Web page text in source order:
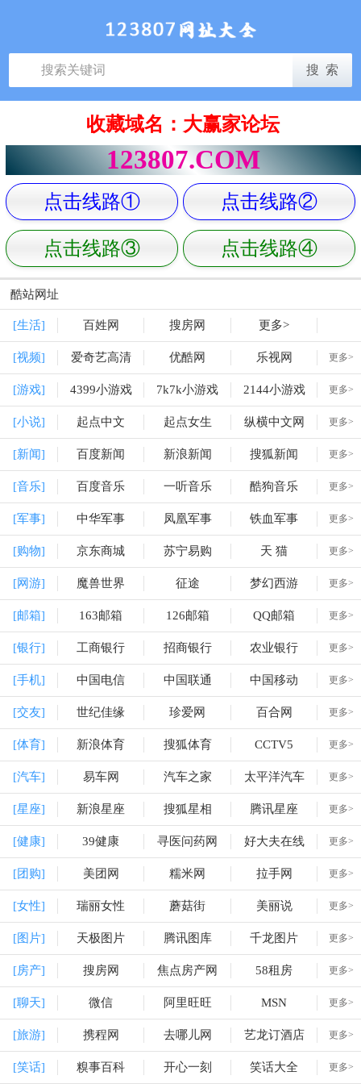
收藏域名：大赢家论坛
123807.COM
点击线路① 点击线路②
点击线路③ 点击线路④
酷站网址
[生活] 百姓网 搜房网 更多>
[视频] 爱奇艺高清 优酷网 乐视网 更多>
[游戏] 4399小游戏 7k7k小游戏 2144小游戏 更多>
[小说] 起点中文 起点女生 纵横中文网 更多>
[新闻] 百度新闻 新浪新闻 搜狐新闻 更多>
[音乐] 百度音乐 一听音乐 酷狗音乐 更多>
[军事] 中华军事 凤凰军事 铁血军事 更多>
[购物] 京东商城 苏宁易购 天 猫 更多>
[网游] 魔兽世界 征途 梦幻西游 更多>
[邮箱] 163邮箱 126邮箱 QQ邮箱 更多>
[银行] 工商银行 招商银行 农业银行 更多>
[手机] 中国电信 中国联通 中国移动 更多>
[交友] 世纪佳缘 珍爱网 百合网 更多>
[体育] 新浪体育 搜狐体育 CCTV5 更多>
[汽车] 易车网 汽车之家 太平洋汽车 更多>
[星座] 新浪星座 搜狐星相 腾讯星座 更多>
[健康] 39健康 寻医问药网 好大夫在线 更多>
[团购] 美团网 糯米网 拉手网 更多>
[女性] 瑞丽女性 蘑菇街 美丽说 更多>
[图片] 天极图片 腾讯图库 千龙图片 更多>
[房产] 搜房网 焦点房产网 58租房 更多>
[聊天] 微信 阿里旺旺 MSN 更多>
[旅游] 携程网 去哪儿网 艺龙订酒店 更多>
[笑话] 糗事百科 开心一刻 笑话大全 更多>